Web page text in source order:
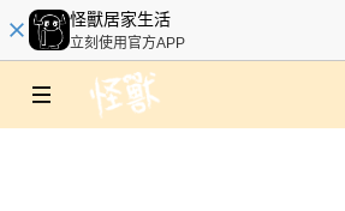
怪獸居家生活
立刻使用官方APP